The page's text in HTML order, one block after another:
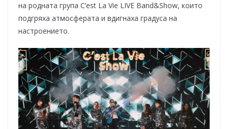
на родната група C’est La Vie LIVE Band&Show, които
подгряха атмосферата и вдигнаха градуса на
настроението.